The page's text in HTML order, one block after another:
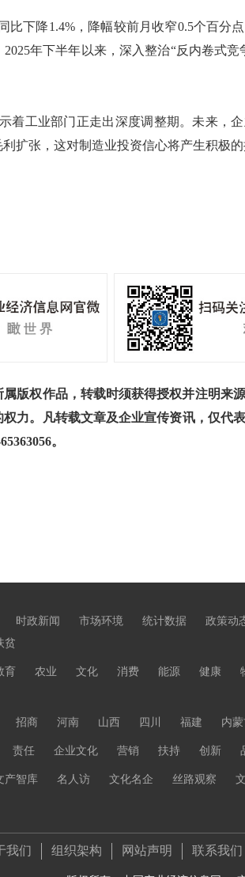
下降1.4%，降幅较前月收窄0.5个百分
年下半年以来，深入整治“反内卷式竞
工业部门正走出深度调整期。未来，企
扩张，这对制造业投资信心将产生积极的
权作品，转载时须获得授权并注明来
力。凡转载文章及企业宣传资讯，仅代
。
时政新闻 市场环境 统计数据 政策动
贫
育 农业 文化 消费 能源 健康
招商 河南 山西 四川 福建 内
责任 企业文化 营销 扶持 创新
产智库 名人访 文化名企 丝路观察
我们 组织架构 网站声明 联系我们